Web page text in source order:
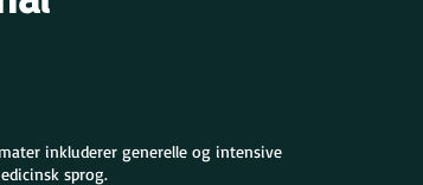
inkluderer generelle og intensive
sprog.